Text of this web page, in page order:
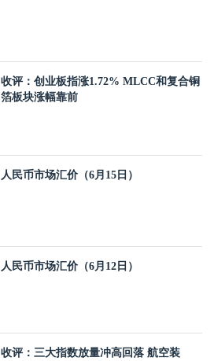
收评：创业板指涨1.72% MLCC和复合铜
箔板块涨幅靠前
人民币市场汇价（6月15日）
人民币市场汇价（6月12日）
收评：三大指数放量冲高回落 航空装